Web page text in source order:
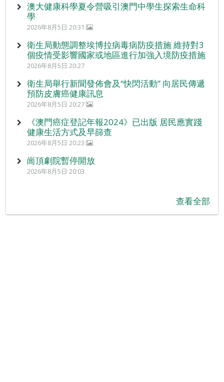
澳大健康科學夏令營吸引澳門中學生探索生命科
學
2026年8月5日 20:31
衛生局動態調整埃博拉病毒病防疫措施 維持對3
個疫情受影響國家或地區進行加強入境防疫措施
2026年8月5日 20:27
衛生局舉行新聞發佈會及“快閃活動” 向居民傳遞
預防皮膚癌健康訊息
2026年8月5日 20:27
《澳門癌症登記年報2024》已出版 居民應實踐
健康生活方式及早篩查
2026年8月5日 20:23
崗頂劇院暫停開放
2026年8月5日 20:03
查看全部